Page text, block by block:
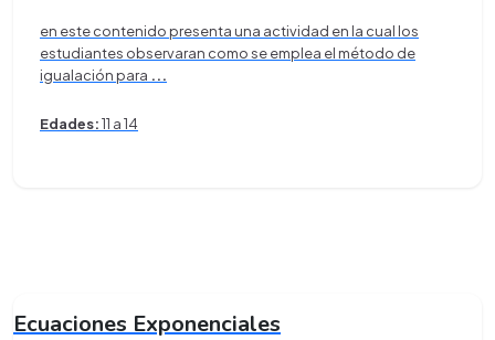
en este contenido presenta una actividad en la cual los
estudiantes observaran como se emplea el método de
igualación para ...
Edades:11 a 14
Ecuaciones Exponenciales